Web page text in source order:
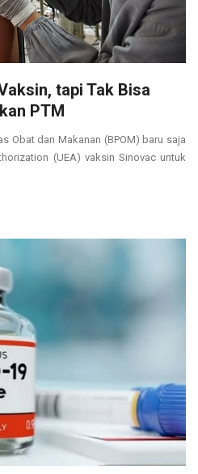
tapi Tak Bisa
PTM
Obat dan Makanan (BPOM) baru saja
(UEA) vaksin Sinovac untuk